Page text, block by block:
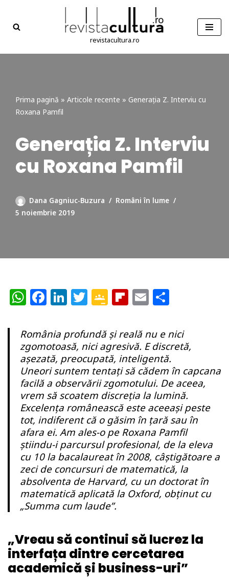
Sari
conținut
revistacultura.ro
Prima pagină » Articole recente » Generația Z. Interviu cu
Roxana Pamfil
Generația Z. Interviu
cu Roxana Pamfil
Dana Gagniuc-Buzura
Români în lume
5 noiembrie 2019
W
at
s
A
p
p
F
c
e
b
o
o
k
Li
k
e
dI
n
T
itt
e
r
G
o
gl
e
Cl
a
ss
r
o
o
m
Fl
b
o
ar
d
E
ai
l
ta
je
az
ă
România profundă și reală nu e nici
zgomotoasă, nici agresivă. E discretă,
așezată, preocupată, inteligentă.
Uneori suntem tentați să cădem în capcana
facilă a observării zgomotului. De aceea,
vrem să scoatem discreția la lumină.
Excelenţa românească este aceeaşi peste
tot, indiferent că o găsim în ţară sau în
afara ei. Am ales-o pe Roxana Pamfil
ştiindu-i parcursul profesional, de la eleva
cu 10 la bacalaureat în 2008, câştigătoare a
zeci de concursuri de matematică, la
absolventa de Harvard, cu un doctorat în
matematică aplicată la Oxford, obţinut cu
„Summa cum laude”.
„Vreau să continui să lucrez la
interfața dintre cercetarea
academică și business-uri”